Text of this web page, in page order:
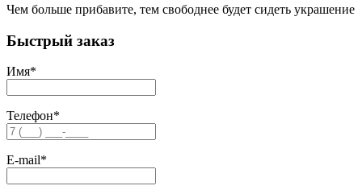
Чем больше прибавите, тем свободнее будет сидеть украшение
Быстрый заказ
Имя*
Телефон*
E-mail*